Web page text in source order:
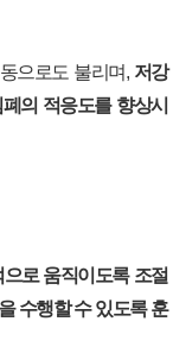
으로도 불리며, 저강
의 적응도를 향상시
로 움직이도록 조절
수행할 수 있도록 훈